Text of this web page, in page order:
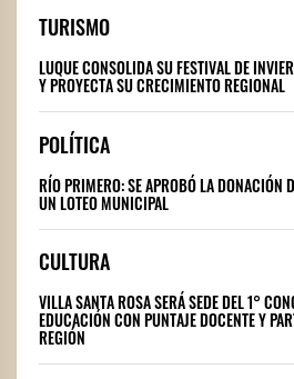
TURISMO
LUQUE CONSOLIDA SU FESTIVAL DE
Y PROYECTA SU CRECIMIENTO REGIONAL
POLÍTICA
RÍO PRIMERO: SE APROBÓ LA DONACIÓN
UN LOTEO MUNICIPAL
CULTURA
VILLA SANTA ROSA SERÁ SEDE DEL 1°
EDUCACIÓN CON PUNTAJE DOCENTE Y
REGIÓN